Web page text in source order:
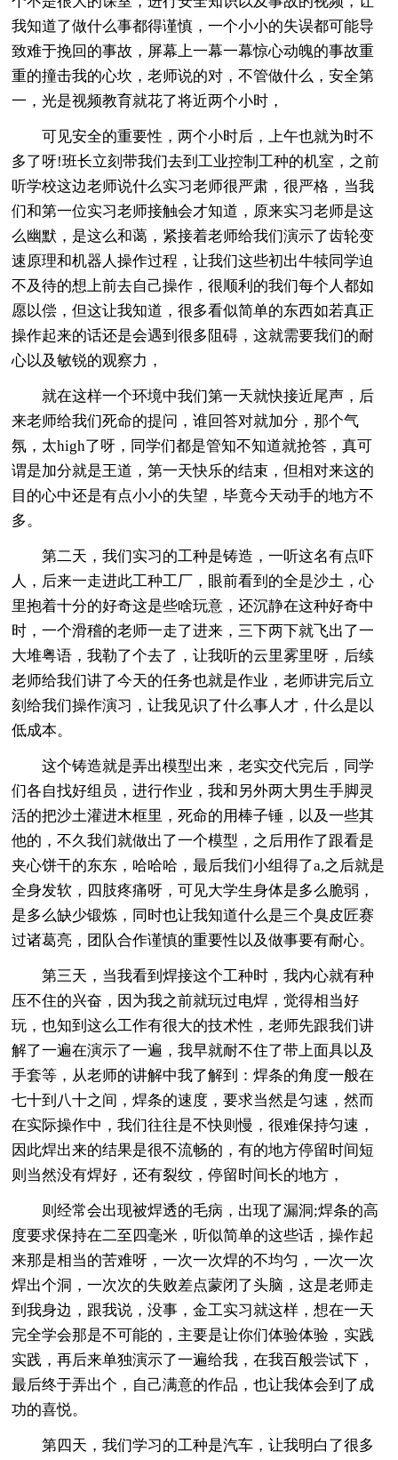
我知道了做什么事都得谨慎，一个小小的失误都可能导
致难于挽回的事故，屏幕上一幕一幕惊心动魄的事故重
重的撞击我的心坎，老师说的对，不管做什么，安全第
一，光是视频教育就花了将近两个小时，
可见安全的重要性，两个小时后，上午也就为时不
多了呀!班长立刻带我们去到工业控制工种的机室，之前
听学校这边老师说什么实习老师很严肃，很严格，当我
们和第一位实习老师接触会才知道，原来实习老师是这
么幽默，是这么和蔼，紧接着老师给我们演示了齿轮变
速原理和机器人操作过程，让我们这些初出牛犊同学迫
不及待的想上前去自己操作，很顺利的我们每个人都如
愿以偿，但这让我知道，很多看似简单的东西如若真正
操作起来的话还是会遇到很多阻碍，这就需要我们的耐
心以及敏锐的观察力，
就在这样一个环境中我们第一天就快接近尾声，后
来老师给我们死命的提问，谁回答对就加分，那个气
氛，太high了呀，同学们都是管知不知道就抢答，真可
谓是加分就是王道，第一天快乐的结束，但相对来这的
目的心中还是有点小小的失望，毕竟今天动手的地方不
多。
第二天，我们实习的工种是铸造，一听这名有点吓
人，后来一走进此工种工厂，眼前看到的全是沙土，心
里抱着十分的好奇这是些啥玩意，还沉静在这种好奇中
时，一个滑稽的老师一走了进来，三下两下就飞出了一
大堆粤语，我勒了个去了，让我听的云里雾里呀，后续
老师给我们讲了今天的任务也就是作业，老师讲完后立
刻给我们操作演习，让我见识了什么事人才，什么是以
低成本。
这个铸造就是弄出模型出来，老实交代完后，同学
们各自找好组员，进行作业，我和另外两大男生手脚灵
活的把沙土灌进木框里，死命的用棒子锤，以及一些其
他的，不久我们就做出了一个模型，之后用作了跟看是
夹心饼干的东东，哈哈哈，最后我们小组得了a,之后就是
全身发软，四肢疼痛呀，可见大学生身体是多么脆弱，
是多么缺少锻炼，同时也让我知道什么是三个臭皮匠赛
过诸葛亮，团队合作谨慎的重要性以及做事要有耐心。
第三天，当我看到焊接这个工种时，我内心就有种
压不住的兴奋，因为我之前就玩过电焊，觉得相当好
玩，也知到这么工作有很大的技术性，老师先跟我们讲
解了一遍在演示了一遍，我早就耐不住了带上面具以及
手套等，从老师的讲解中我了解到：焊条的角度一般在
七十到八十之间，焊条的速度，要求当然是匀速，然而
在实际操作中，我们往往是不快则慢，很难保持匀速，
因此焊出来的结果是很不流畅的，有的地方停留时间短
则当然没有焊好，还有裂纹，停留时间长的地方，
则经常会出现被焊透的毛病，出现了漏洞;焊条的高
度要求保持在二至四毫米，听似简单的这些话，操作起
来那是相当的苦难呀，一次一次焊的不均匀，一次一次
焊出个洞，一次次的失败差点蒙闭了头脑，这是老师走
到我身边，跟我说，没事，金工实习就这样，想在一天
完全学会那是不可能的，主要是让你们体验体验，实践
实践，再后来单独演示了一遍给我，在我百般尝试下，
最后终于弄出个，自己满意的作品，也让我体会到了成
功的喜悦。
第四天，我们学习的工种是汽车，让我明白了很多